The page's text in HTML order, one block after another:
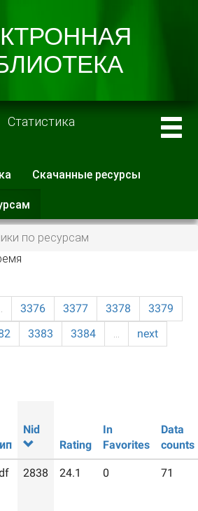
Статистика
Скачанные ресурсы
вкладка)
по ресурсам
3376 3377 3378
3379
3383 3384 …
next
Nid
Rating
In
Favorites
Data
counts
2838 24.1 0 71